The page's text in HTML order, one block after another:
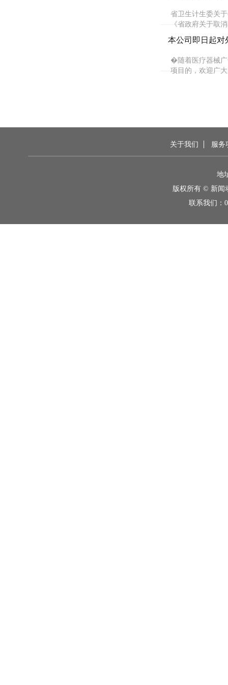
省卫生计生委关
《省政府关于取
本公司即日起对
�随着医疗器械广
项目的，欢迎广
关于我们 服务
地
版权所有 © 新闻
联系我们：